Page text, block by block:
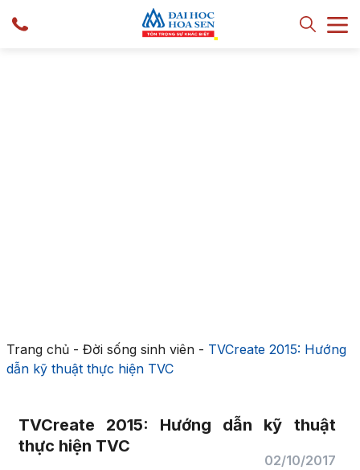
Trang chủ- Đời sống sinh viên- TVCreate 2015: Hướng
dẫn kỹ thuật thực hiện TVC
TVCreate 2015: Hướng dẫn kỹ thuật
thực hiện TVC
02/10/2017